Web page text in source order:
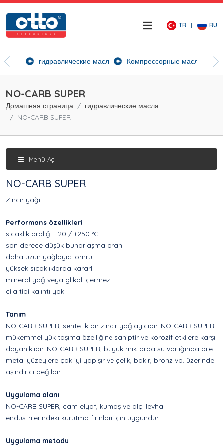
TR RU
агенты гидравлические масла Компрессорные масла
NO-CARB SUPER
Домашняя страница
гидравлические масла
NO-CARB SUPER
Menü Aç
NO-CARB SUPER
Zincir yağı
Performans özellikleri
sıcaklık aralığı: -20 / +250 °C
son derece düşük buharlaşma oranı
daha uzun yağlayıcı ömrü
yüksek sıcaklıklarda kararlı
mineral yağ veya glikol içermez
cila tipi kalıntı yok
Tanım
NO-CARB SUPER, sentetik bir zincir yağlayıcıdır. NO-CARB SUPER
mükemmel yük taşıma özelliğine sahiptir ve korozif etkilere karşı
dayanıklıdır. NO-CARB SUPER, büyük miktarda su varlığında bile
metal yüzeylere çok iyi yapışır ve çelik, bakır, bronz vb. üzerinde
aşındırıcı değildir.
Uygulama alanı
NO-CARB SUPER, cam elyaf, kumaş ve alçı levha
endüstrilerindeki kurutma fırınları için uygundur.
Uygulama metodu